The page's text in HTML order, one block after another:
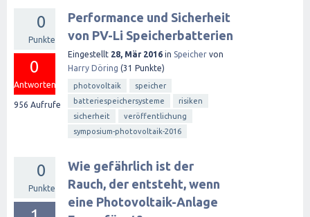
0
Punkte
0
Antworten
956 Aufrufe
Performance und Sicherheit
von PV-Li Speicherbatterien
Eingestellt 28, Mär 2016 in Speicher von
Harry Döring (31 Punkte)
photovoltaik
speicher
batteriespeichersysteme
risiken
sicherheit
veröffentlichung
symposium-photovoltaik-2016
0
Punkte
Wie gefährlich ist der
Rauch, der entsteht, wenn
eine Photovoltaik-Anlage